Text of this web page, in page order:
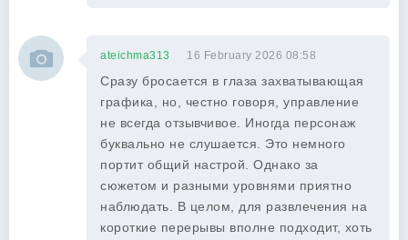
ateichma313 16 February 2026 08:58
Сразу бросается в глаза захватывающая
графика, но, честно говоря, управление
не всегда отзывчивое. Иногда персонаж
буквально не слушается. Это немного
портит общий настрой. Однако за
сюжетом и разными уровнями приятно
наблюдать. В целом, для развлечения на
короткие перерывы вполне подходит, хоть